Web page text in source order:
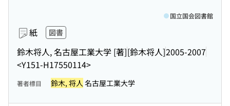
紙 図書
鈴木将人, 名古屋工業大学 [著][鈴木将人]2005-2007
<Y151-H17550114>
国立国会図書館
著者標目 鈴木, 将人 名古屋工業大学